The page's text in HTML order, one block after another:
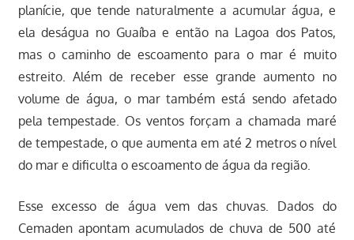
planície, que tende naturalmente a acumular água, e
ela deságua no Guaíba e então na Lagoa dos Patos,
mas o caminho de escoamento para o mar é muito
estreito. Além de receber esse grande aumento no
volume de água, o mar também está sendo afetado
pela tempestade. Os ventos forçam a chamada maré
de tempestade, o que aumenta em até 2 metros o nível
do mar e dificulta o escoamento de água da região.
Esse excesso de água vem das chuvas. Dados do
Cemaden apontam acumulados de chuva de 500 até